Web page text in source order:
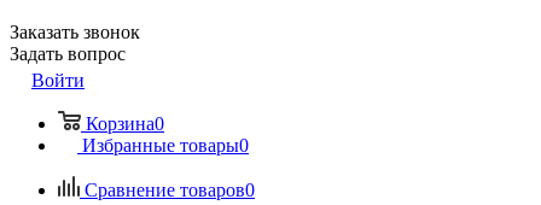
Заказать звонок
Задать вопрос
Войти
Корзина0
Избранные товары0
Сравнение товаров0